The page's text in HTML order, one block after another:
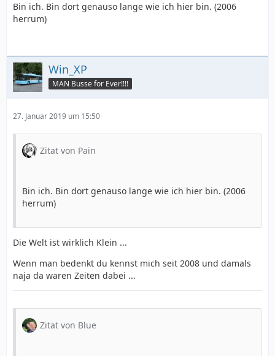
Bin ich. Bin dort genauso lange wie ich hier bin. (2006
herrum)
Win_XP
MAN Busse for Ever!!!!
27. Januar 2019 um 15:50
Zitat von Pain
Bin ich. Bin dort genauso lange wie ich hier bin. (2006
herrum)
Die Welt ist wirklich Klein ...
Wenn man bedenkt du kennst mich seit 2008 und damals
naja da waren Zeiten dabei ...
Zitat von Blue